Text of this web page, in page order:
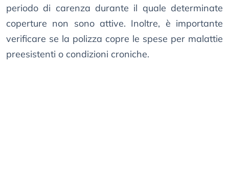
periodo di carenza durante il quale determinate
coperture non sono attive. Inoltre, è importante
verificare se la polizza copre le spese per malattie
preesistenti o condizioni croniche.